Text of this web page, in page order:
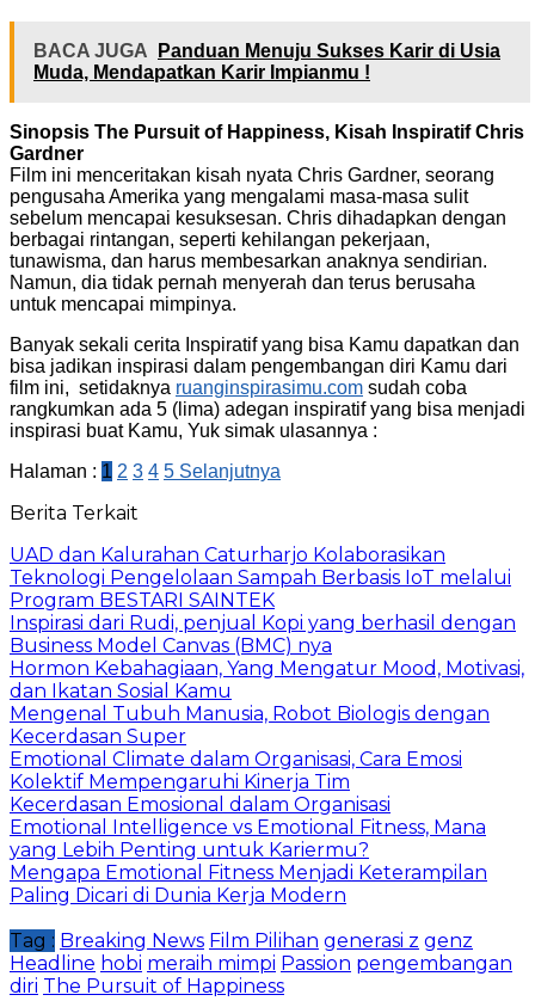
BACA JUGA
Panduan Menuju Sukses Karir di Usia
Muda, Mendapatkan Karir Impianmu !
Sinopsis The Pursuit of Happiness, Kisah Inspiratif Chris
Gardner
Film ini menceritakan kisah nyata Chris Gardner, seorang
pengusaha Amerika yang mengalami masa-masa sulit
sebelum mencapai kesuksesan. Chris dihadapkan dengan
berbagai rintangan, seperti kehilangan pekerjaan,
tunawisma, dan harus membesarkan anaknya sendirian.
Namun, dia tidak pernah menyerah dan terus berusaha
untuk mencapai mimpinya.
Banyak sekali cerita Inspiratif yang bisa Kamu dapatkan dan
bisa jadikan inspirasi dalam pengembangan diri Kamu dari
film ini, setidaknya ruanginspirasimu.com sudah coba
rangkumkan ada 5 (lima) adegan inspiratif yang bisa menjadi
inspirasi buat Kamu, Yuk simak ulasannya :
Halaman : 1 2 3 4 5 Selanjutnya
Berita Terkait
UAD dan Kalurahan Caturharjo Kolaborasikan
Teknologi Pengelolaan Sampah Berbasis IoT melalui
Program BESTARI SAINTEK
Inspirasi dari Rudi, penjual Kopi yang berhasil dengan
Business Model Canvas (BMC) nya
Hormon Kebahagiaan, Yang Mengatur Mood, Motivasi,
dan Ikatan Sosial Kamu
Mengenal Tubuh Manusia, Robot Biologis dengan
Kecerdasan Super
Emotional Climate dalam Organisasi, Cara Emosi
Kolektif Mempengaruhi Kinerja Tim
Kecerdasan Emosional dalam Organisasi
Emotional Intelligence vs Emotional Fitness, Mana
yang Lebih Penting untuk Kariermu?
Mengapa Emotional Fitness Menjadi Keterampilan
Paling Dicari di Dunia Kerja Modern
Tag : Breaking News Film Pilihan generasi z genz
Headline hobi meraih mimpi Passion pengembangan
diri The Pursuit of Happiness